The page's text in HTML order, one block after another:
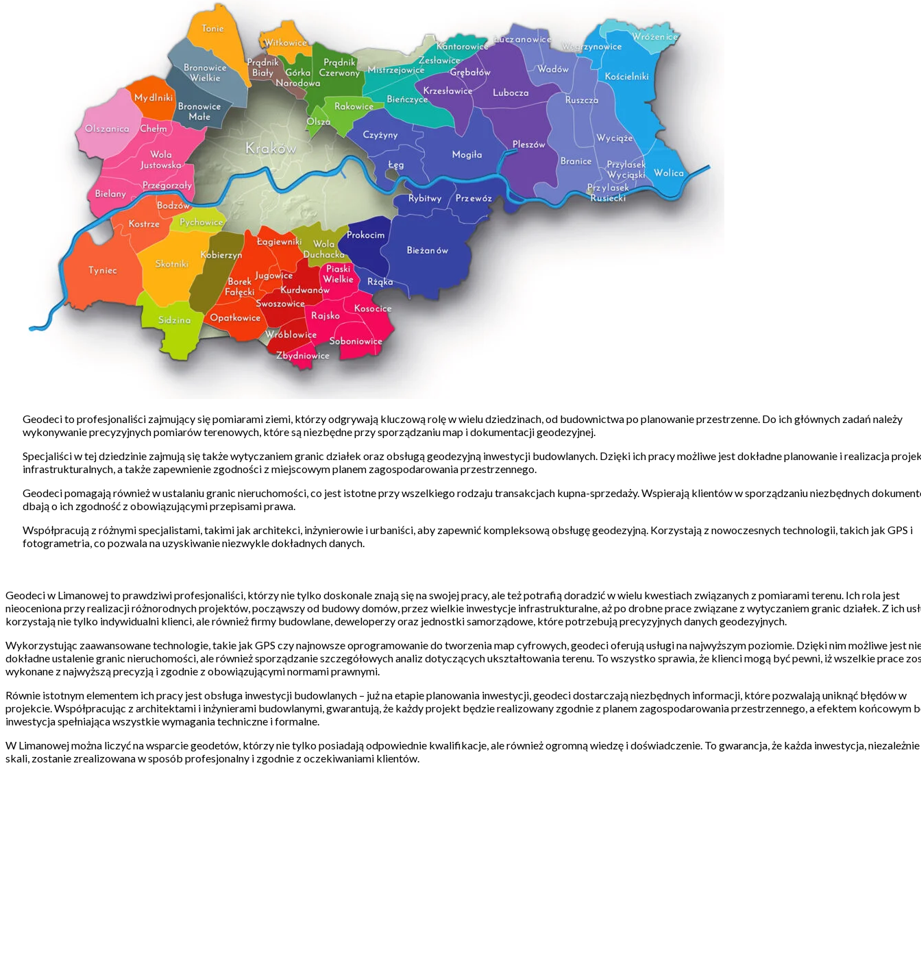
Geodeci to profesjonaliści zajmujący się pomiarami ziemi, którzy odgrywają kluczową rolę w wielu dziedzinach, od budownictwa po planowanie przestrzenne. Do ich głównych zadań należy
wykonywanie precyzyjnych pomiarów terenowych, które są niezbędne przy sporządzaniu map i dokumentacji geodezyjnej.
Specjaliści w tej dziedzinie zajmują się także wytyczaniem granic działek oraz obsługą geodezyjną inwestycji budowlanych. Dzięki ich pracy możliwe jest dokładne planowanie i realizacja
infrastrukturalnych, a także zapewnienie zgodności z miejscowym planem zagospodarowania przestrzennego.
Geodeci pomagają również w ustalaniu granic nieruchomości, co jest istotne przy wszelkiego rodzaju transakcjach kupna-sprzedaży. Wspierają klientów w sporządzaniu niezbędnych
dbają o ich zgodność z obowiązującymi przepisami prawa.
Współpracują z różnymi specjalistami, takimi jak architekci, inżynierowie i urbaniści, aby zapewnić kompleksową obsługę geodezyjną. Korzystają z nowoczesnych technologii, takich jak GPS i
fotogrametria, co pozwala na uzyskiwanie niezwykle dokładnych danych.
Geodeci w Limanowej to prawdziwi profesjonaliści, którzy nie tylko doskonale znają się na swojej pracy, ale też potrafią doradzić w wielu kwestiach związanych z pomiarami terenu. Ich rola jest
nieoceniona przy realizacji różnorodnych projektów, począwszy od budowy domów, przez wielkie inwestycje infrastrukturalne, aż po drobne prace związane z wytyczaniem granic działek. Z ich
korzystają nie tylko indywidualni klienci, ale również firmy budowlane, deweloperzy oraz jednostki samorządowe, które potrzebują precyzyjnych danych geodezyjnych.
Wykorzystując zaawansowane technologie, takie jak GPS czy najnowsze oprogramowanie do tworzenia map cyfrowych, geodeci oferują usługi na najwyższym poziomie. Dzięki nim możliwe jest
dokładne ustalenie granic nieruchomości, ale również sporządzanie szczegółowych analiz dotyczących ukształtowania terenu. To wszystko sprawia, że klienci mogą być pewni, iż wszelkie prace
wykonane z najwyższą precyzją i zgodnie z obowiązującymi normami prawnymi.
Równie istotnym elementem ich pracy jest obsługa inwestycji budowlanych – już na etapie planowania inwestycji, geodeci dostarczają niezbędnych informacji, które pozwalają uniknąć błędów w
projekcie. Współpracując z architektami i inżynierami budowlanymi, gwarantują, że każdy projekt będzie realizowany zgodnie z planem zagospodarowania przestrzennego, a efektem końcowym
inwestycja spełniająca wszystkie wymagania techniczne i formalne.
W Limanowej można liczyć na wsparcie geodetów, którzy nie tylko posiadają odpowiednie kwalifikacje, ale również ogromną wiedzę i doświadczenie. To gwarancja, że każda inwestycja,
skali, zostanie zrealizowana w sposób profesjonalny i zgodnie z oczekiwaniami klientów.